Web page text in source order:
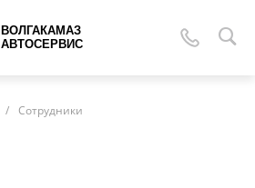
ВОЛГАКАМАЗ
АВТОСЕРВИС
/ Сотрудники